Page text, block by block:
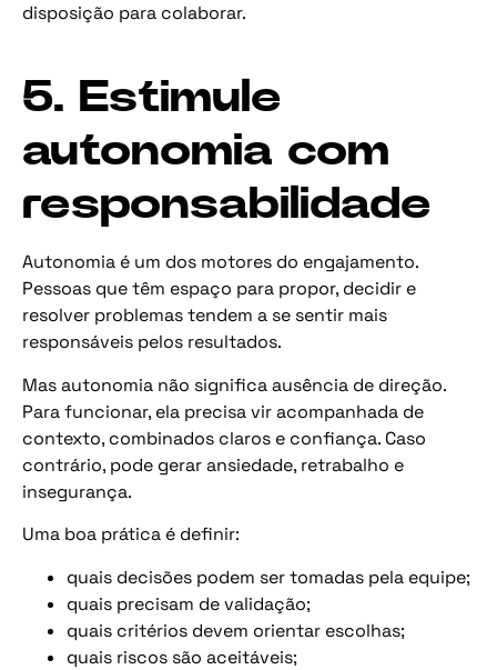
disposição para colaborar.
5. Estimule
autonomia com
responsabilidade
Autonomia é um dos motores do engajamento.
Pessoas que têm espaço para propor, decidir e
resolver problemas tendem a se sentir mais
responsáveis pelos resultados.
Mas autonomia não significa ausência de direção.
Para funcionar, ela precisa vir acompanhada de
contexto, combinados claros e confiança. Caso
contrário, pode gerar ansiedade, retrabalho e
insegurança.
Uma boa prática é definir:
quais decisões podem ser tomadas pela equipe;
quais precisam de validação;
quais critérios devem orientar escolhas;
quais riscos são aceitáveis;